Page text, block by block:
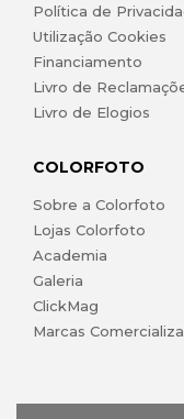
Política de
Utilização Cookies
Financiamento
Livro de
Livro de Elogios
COLORFOTO
Sobre a Colorfoto
Lojas Colorfoto
Academia
Galeria
ClickMag
Marcas